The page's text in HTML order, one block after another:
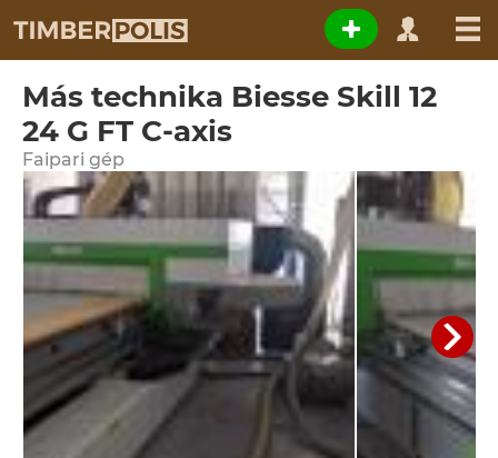
Más technika Biesse Skill 12
24 G FT C-axis
Faipari gép